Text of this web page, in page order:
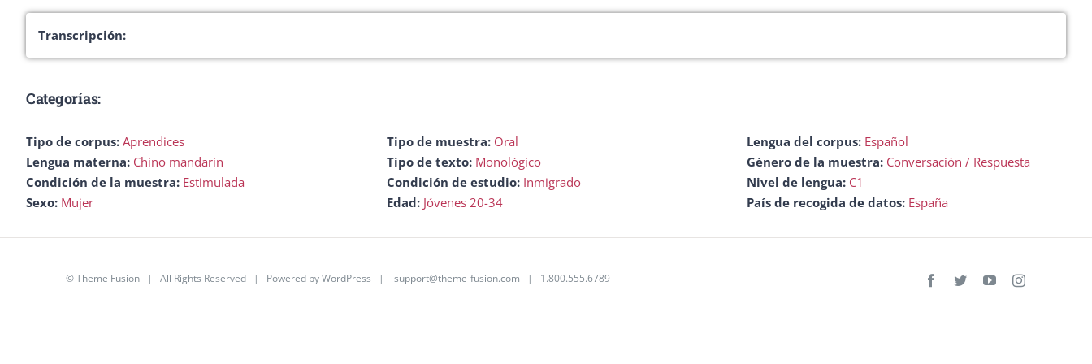
flecha
para
disminuir
volumen.
Transcripción:
Categorías:
Tipo de corpus: Aprendices Tipo de muestra: Oral Lengua del corpus: Español
Lengua materna: Chino mandarín Tipo de texto: Monológico Género de la muestra: Conversación / Respuesta
Condición de la muestra: Estimulada Condición de estudio: Inmigrado Nivel de lengua: C1
Sexo: Mujer Edad: Jóvenes 20-34 País de recogida de datos: España
©Theme Fusion | All Rights Reserved | Powered byWordPress |support@theme-fusion.com | 1.800.555.6789 Facebook
TwitterYouTubeInstagram